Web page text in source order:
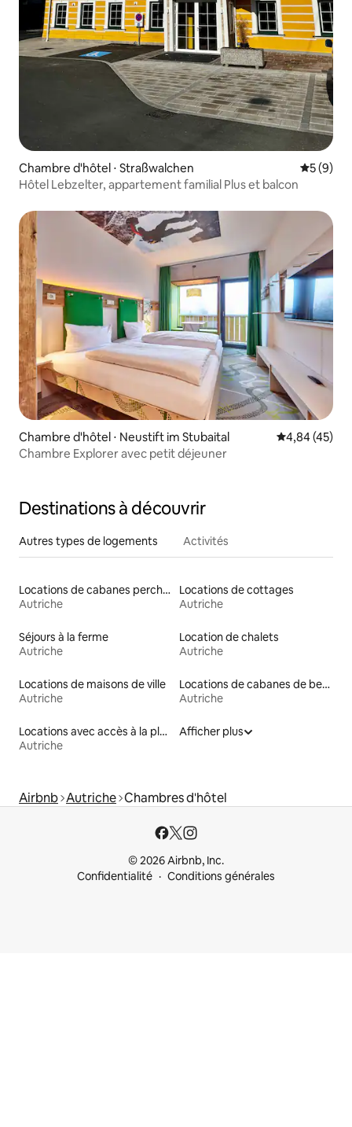
Chambre d'hôtel ⋅ Straßwalchen
5 (9)
Hôtel Lebzelter, appartement familial Plus et balcon
Chambre d'hôtel ⋅ Neustift im Stubaital Évaluation
4,84 (45)
Chambre Explorer avec petit déjeuner
Destinations à découvrir
Autres types de logements Activités
Locations de cabanes perchées
Autriche
Locations de cottages
Autriche
Séjours à la ferme
Autriche
Location de chalets
Autriche
Locations de maisons de ville
Autriche
Locations de cabanes de berger
Autriche
Locations avec accès à la plage
Autriche
Afficher plus
Airbnb Autriche Chambres d'hôtel
© 2026 Airbnb, Inc.
Confidentialité
Conditions générales